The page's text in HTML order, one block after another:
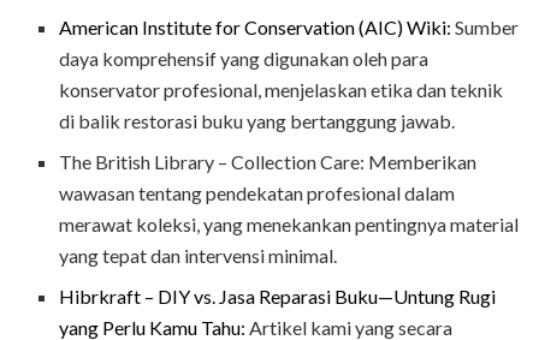
American Institute for Conservation (AIC) Wiki: Sumber
daya komprehensif yang digunakan oleh para
konservator profesional, menjelaskan etika dan teknik
di balik restorasi buku yang bertanggung jawab.
The British Library – Collection Care: Memberikan
wawasan tentang pendekatan profesional dalam
merawat koleksi, yang menekankan pentingnya material
yang tepat dan intervensi minimal.
Hibrkraft – DIY vs. Jasa Reparasi Buku—Untung Rugi
yang Perlu Kamu Tahu: Artikel kami yang secara